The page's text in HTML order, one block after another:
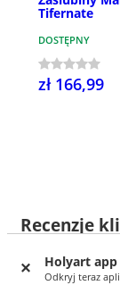
Holyart app
Odkryj teraz
Tifernate
DOSTĘPNY
zł 166,99
Recenzje